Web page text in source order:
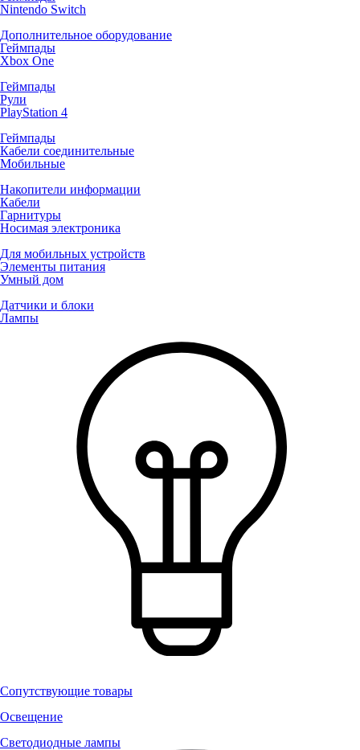
Nintendo Switch
Дополнительное оборудование
Геймпады
Xbox One
Геймпады
Рули
PlayStation 4
Геймпады
Кабели соединительные
Мобильные
Накопители информации
Кабели
Гарнитуры
Носимая электроника
Для мобильных устройств
Элементы питания
Умный дом
Датчики и блоки
Лампы
Сопутствующие товары
Освещение
Светодиодные лампы